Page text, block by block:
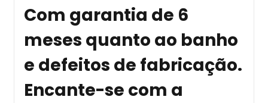
Com garantia de 6
meses quanto ao banho
e defeitos de fabricação.
Encante-se com a